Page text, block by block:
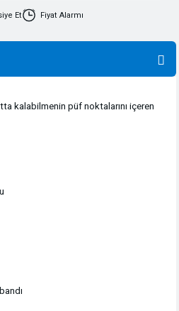
Et Fiyat Alarmı
kalabilmenin püf noktalarını içeren